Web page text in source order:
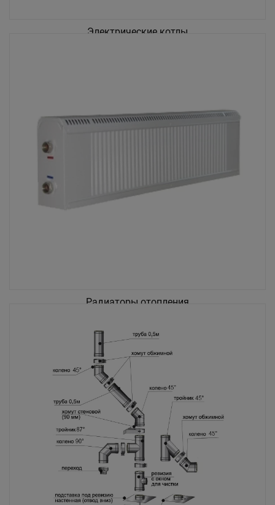
Электрические котлы
Радиаторы отопления